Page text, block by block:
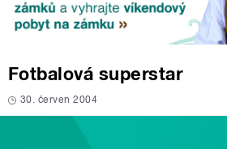
Fotbalová superstar
30. červen 2004